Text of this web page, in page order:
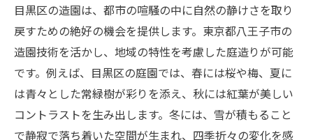
目黒区の造園は、都市の喧騒の中に自然の静けさを取り
戻すための絶好の機会を提供します。東京都八王子市の
造園技術を活かし、地域の特性を考慮した庭造りが可能
です。例えば、目黒区の庭園では、春には桜や梅、夏に
は青々とした常緑樹が彩りを添え、秋には紅葉が美しい
コントラストを生み出します。冬には、雪が積もること
で静寂で落ち着いた空間が生まれ、四季折々の変化を感